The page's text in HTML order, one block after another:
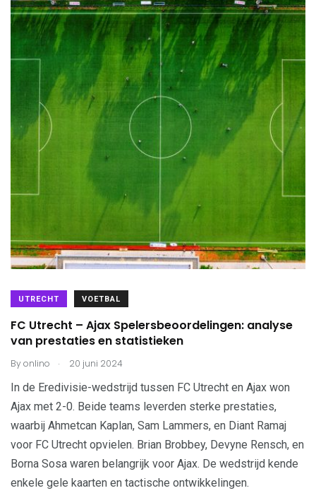
UTRECHT VOETBAL
FC Utrecht – Ajax Spelersbeoordelingen: analyse
van prestaties en statistieken
Byonlino . 20 juni 2024
In de Eredivisie-wedstrijd tussen FC Utrecht en Ajax won
Ajax met 2-0. Beide teams leverden sterke prestaties,
waarbij Ahmetcan Kaplan, Sam Lammers, en Diant Ramaj
voor FC Utrecht opvielen. Brian Brobbey, Devyne Rensch, en
Borna Sosa waren belangrijk voor Ajax. De wedstrijd kende
enkele gele kaarten en tactische ontwikkelingen.